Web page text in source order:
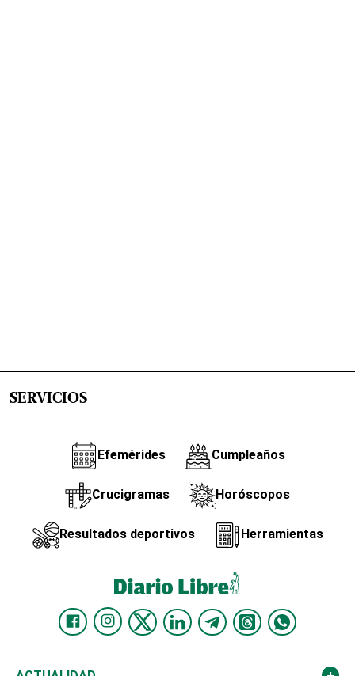
SERVICIOS
Efemérides Cumpleaños
Crucigramas Horóscopos
Resultados deportivos Herramientas